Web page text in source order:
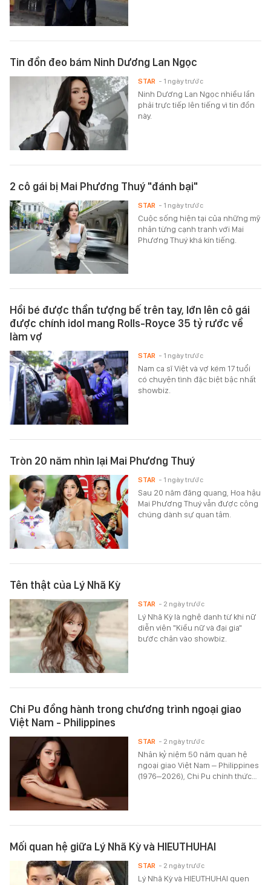
Tin đồn đeo bám Ninh Dương Lan Ngọc
Ninh Dương Lan Ngọc nhiều lần
phải trực tiếp lên tiếng vì tin đồn
này.
STAR - 1 ngày trước
2 cô gái bị Mai Phương Thuý "đánh bại"
Cuộc sống hiện tại của những mỹ
nhân từng cạnh tranh với Mai
Phương Thuý khá kín tiếng.
STAR - 1 ngày trước
Hồi bé được thần tượng bế trên tay, lớn lên cô gái
được chính idol mang Rolls-Royce 35 tỷ rước về
làm vợ
Nam ca sĩ Việt và vợ kém 17 tuổi
có chuyện tình đặc biệt bậc nhất
showbiz.
STAR - 1 ngày trước
Tròn 20 năm nhìn lại Mai Phương Thuý
Sau 20 năm đăng quang, Hoa hậu
Mai Phương Thuý vẫn được công
chúng dành sự quan tâm.
STAR - 1 ngày trước
Tên thật của Lý Nhã Kỳ
Lý Nhã Kỳ là nghệ danh từ khi nữ
diễn viên "Kiều nữ và đại gia"
bước chân vào showbiz.
STAR - 2 ngày trước
Chi Pu đồng hành trong chương trình ngoại giao
Việt Nam - Philippines
Nhân kỷ niệm 50 năm quan hệ
ngoại giao Việt Nam – Philippines
(1976–2026), Chi Pu chính thức…
STAR - 2 ngày trước
Mối quan hệ giữa Lý Nhã Kỳ và HIEUTHUHAI
Lý Nhã Kỳ và HIEUTHUHAI quen
STAR - 2 ngày trước